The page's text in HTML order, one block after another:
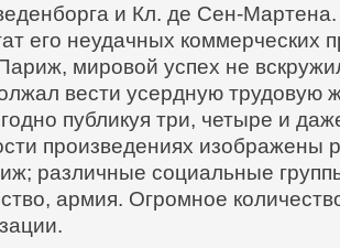
и Кл. де Сен-
его неудачных коммерческих
мировой успех не
вести усердную трудовую
публикуя три, четыре и
произведениях изображены
различные социальные
армия. Огромное